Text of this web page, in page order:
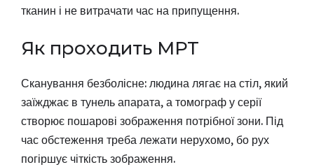
тканин і не витрачати час на припущення.
Як проходить МРТ
Сканування безболісне: людина лягає на стіл, який
заїжджає в тунель апарата, а томограф у серії
створює пошарові зображення потрібної зони. Під
час обстеження треба лежати нерухомо, бо рух
погіршує чіткість зображення.